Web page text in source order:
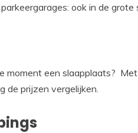
ook in de
moment een slaapplaats?
de prijzen vergelijken.